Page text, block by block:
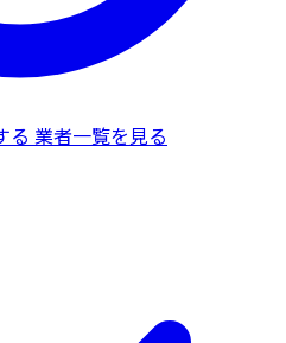
る 業者一覧を見る